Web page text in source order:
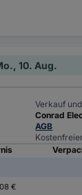
10. Aug.
Verkauf
Conrad
AGB
€